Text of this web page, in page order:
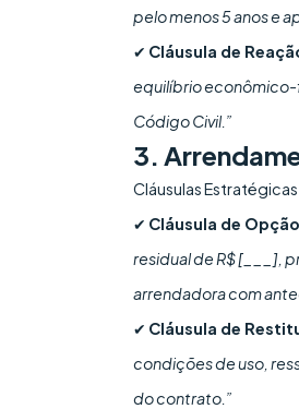
pelo menos 5 anos e
✔ Cláusula de
equilíbrio econômico-
Código Civil.”
3.
Cláusulas
✔ Cláusula de
residual de R$ [___],
arrendadora com
✔ Cláusula de
condições de uso,
do contrato.”